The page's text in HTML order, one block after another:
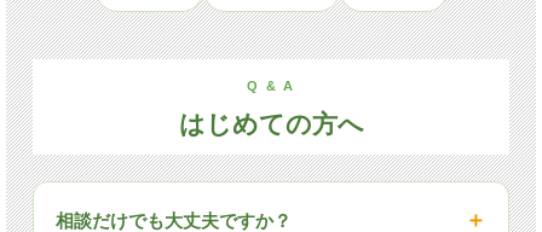
Q & A
はじめての方へ
相談だけでも大丈夫ですか？